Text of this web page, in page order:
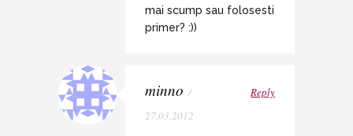
mai scump sau folosesti
primer? :))
minno /
27.03.2012
Reply